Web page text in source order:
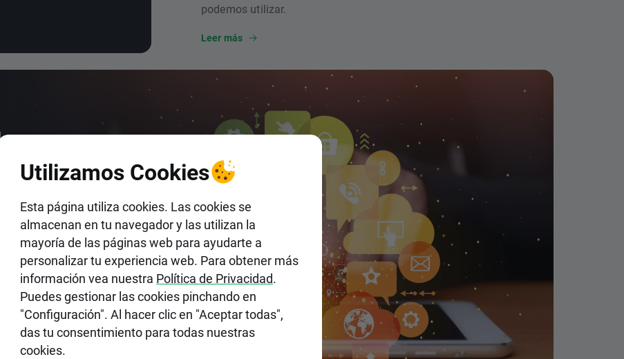
podemos utilizar.
Leer más
Utilizamos Cookies
Esta página utiliza cookies. Las cookies se
almacenan en tu navegador y las utilizan la
mayoría de las páginas web para ayudarte a
personalizar tu experiencia web. Para obtener más
información vea nuestra Política de Privacidad.
Puedes gestionar las cookies pinchando en
"Configuración". Al hacer clic en "Aceptar todas",
das tu consentimiento para todas nuestras
cookies.